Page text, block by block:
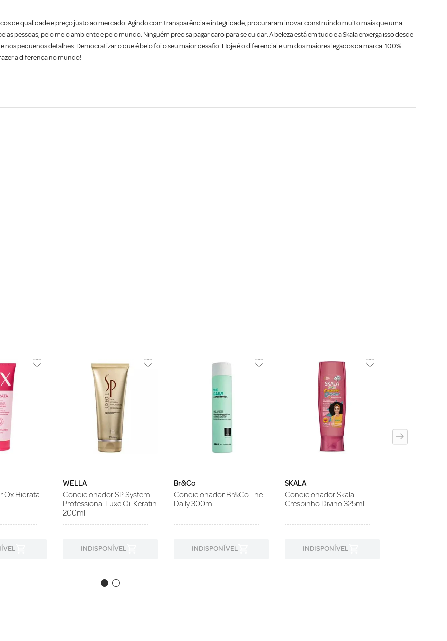
de qualidade e preço justo ao mercado. Agindo com transparência e integridade, procuraram inovar construindo muito mais que uma
pessoas, pelo meio ambiente e pelo mundo. Ninguém precisa pagar caro para se cuidar. A beleza está em tudo e a Skala enxerga isso desde
nos pequenos detalhes. Democratizar o que é belo foi o seu maior desafio. Hoje é o diferencial e um dos maiores legados da marca. 100%
a diferença no mundo!
Ox Hidrata
WELLA
Condicionador SP System
Professional Luxe Oil Keratin
200ml
INDISPONÍVEL
Br&Co
Condicionador Br&Co The
Daily 300ml
INDISPONÍVEL
SKALA
Condicionador Skala
Crespinho Divino 325ml
INDISPONÍVEL